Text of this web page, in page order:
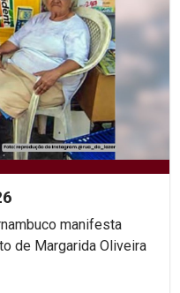
manifesta
de Margarida Oliveira